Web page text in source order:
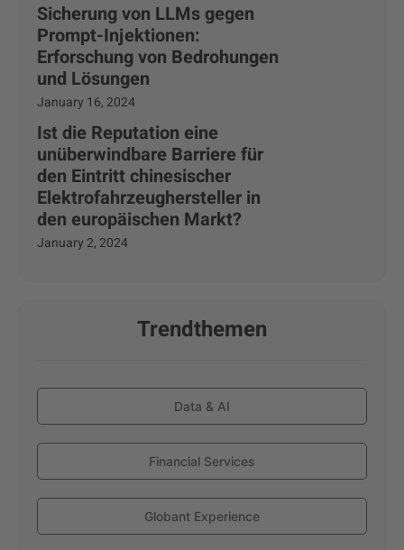
Sicherung von LLMs gegen
Prompt-Injektionen:
Erforschung von Bedrohungen
und Lösungen
January 16, 2024
Ist die Reputation eine
unüberwindbare Barriere für
den Eintritt chinesischer
Elektrofahrzeughersteller in
den europäischen Markt?
January 2, 2024
Trendthemen
Data & AI
Financial Services
Globant Experience